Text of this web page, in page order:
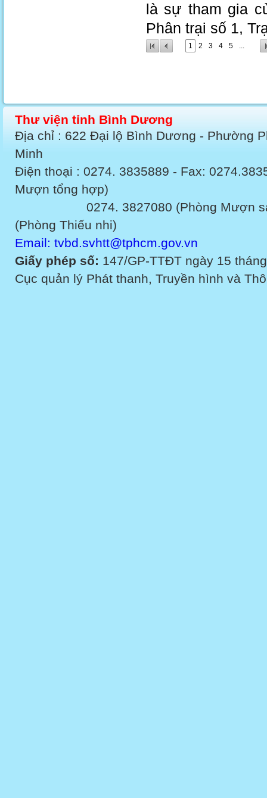
là sự tham gia
Phân trại số 1,
1 2 3 4 5 ...
Thư viện tỉnh Bình Dương
Địa chỉ : 622 Đại lộ Bình Dương - Phường
Minh
Điện thoại : 0274. 3835889 - Fax:
Mượn tổng hợp)
0274. 3827080 (Phòng Mượn sách
(Phòng Thiếu nhi)
Email: tvbd.svhtt@tphcm.gov.vn
Giấy phép số: 147/GP-TTĐT ngày 15
Cục quản lý Phát thanh, Truyền hình và